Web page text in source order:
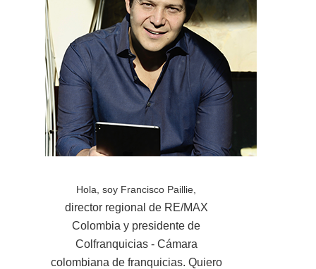
Hola, soy Francisco Paillie,
director regional de RE/MAX
Colombia y presidente de
Colfranquicias - Cámara
colombiana de franquicias. Quiero